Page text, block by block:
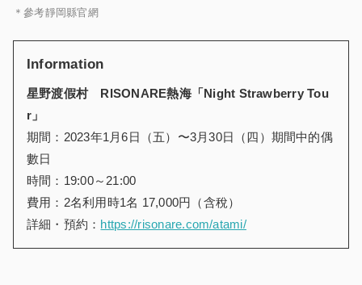
＊參考靜岡縣官網
Information
星野渡假村 RISONARE熱海「Night Strawberry Tou
r」
期間：2023年1月6日（五）〜3月30日（四）期間中的偶
數日
時間：19:00～21:00
費用：2名利用時1名 17,000円（含稅）
詳細・預約： https://risonare.com/atami/